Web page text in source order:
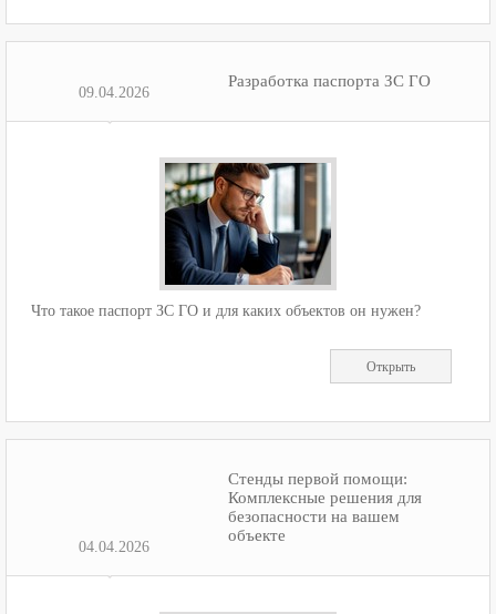
09.04.2026
Разработка паспорта ЗС ГО
Что такое паспорт ЗС ГО и для каких объектов он нужен?
Открыть
04.04.2026
Стенды первой помощи:
Комплексные решения для
безопасности на вашем
объекте